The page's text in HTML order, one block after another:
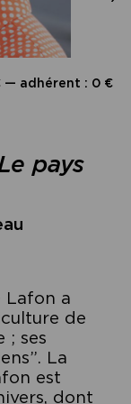
— adhérent : 0 €
pays
Lafon a
de
; ses
La
est
dont